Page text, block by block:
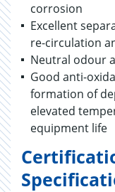
corrosion
Excellent
re-circulation
Neutral odour
Good anti-
formation of
elevated
equipment life